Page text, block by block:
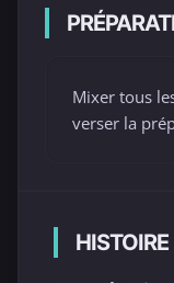
Mixer tous
verser la
HISTOIRE